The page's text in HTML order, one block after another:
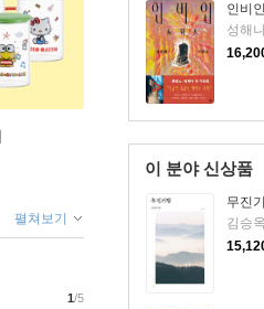
인비인
성해
이 분야 신상품
무진
김승
펼쳐보기
1/5